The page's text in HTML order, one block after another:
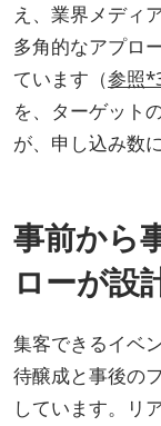
え、業界メディ
多角的なアプロ
ています（参照
を、ターゲット
が、申し込み数
事前から
ローが設
集客できるイベ
待醸成と事後の
しています。リ